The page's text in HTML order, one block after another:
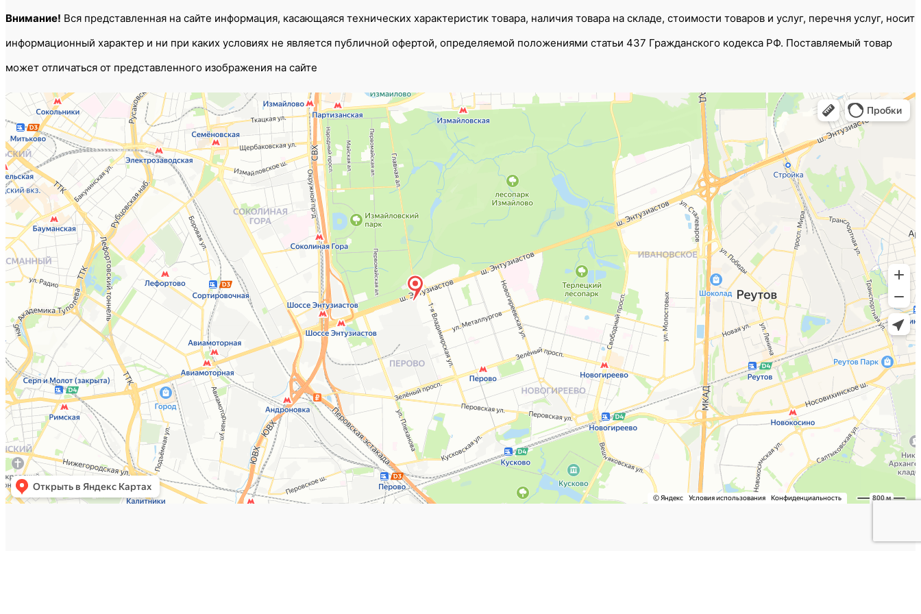
Внимание! Вся представленная на сайте информация, касающаяся технических характеристик товара, наличия товара на складе, стоимости товаров и услуг, перечня услуг, носит
информационный характер и ни при каких условиях не является публичной офертой, определяемой положениями статьи 437 Гражданского кодекса РФ. Поставляемый товар
может отличаться от представленного изображения на сайте